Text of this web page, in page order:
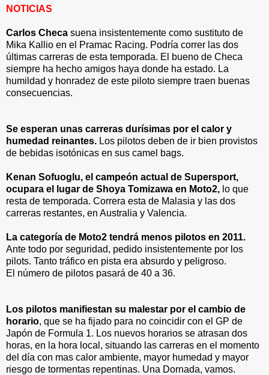
NOTICIAS
Carlos Checa suena insistentemente como sustituto de
Mika Kallio en el Pramac Racing. Podría correr las dos
últimas carreras de esta temporada. El bueno de Checa
siempre ha hecho amigos haya donde ha estado. La
humildad y honradez de este piloto siempre traen buenas
consecuencias.
Se esperan unas carreras durísimas por el calor y
humedad reinantes. Los pilotos deben de ir bien provistos
de bebidas isotónicas en sus camel bags.
Kenan Sofuoglu, el campeón actual de Supersport,
ocupara el lugar de Shoya Tomizawa en Moto2, lo que
resta de temporada. Correra esta de Malasia y las dos
carreras restantes, en Australia y Valencia.
La categoría de Moto2 tendrá menos pilotos en 2011.
Ante todo por seguridad, pedido insistentemente por los
pilots. Tanto tráfico en pista era absurdo y peligroso.
El número de pilotos pasará de 40 a 36.
Los pilotos manifiestan su malestar por el cambio de
horario, que se ha fijado para no coincidir con el GP de
Japón de Formula 1. Los nuevos horarios se atrasan dos
horas, en la hora local, situando las carreras en el momento
del día con mas calor ambiente, mayor humedad y mayor
riesgo de tormentas repentinas. Una Dornada, vamos.